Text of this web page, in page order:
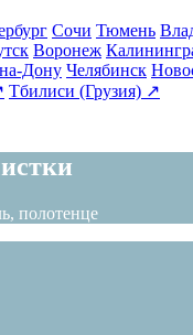
Сочи Тюмень
Воронеж
Дону Челябинск
Тбилиси (Грузия) ↗
полотенце